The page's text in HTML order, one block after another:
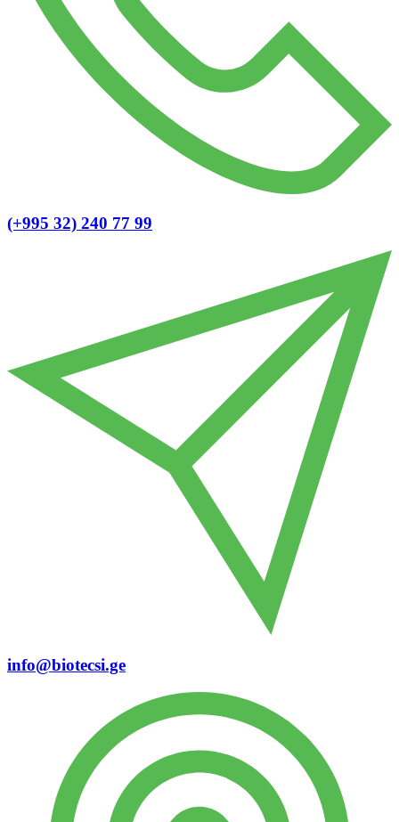
(+995 32) 240 77 99
info@biotecsi.ge